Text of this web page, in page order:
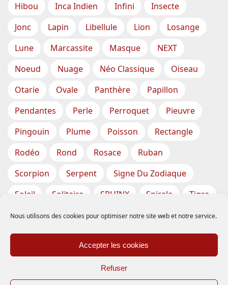
Nous utilisons des cookies pour optimiser notre site web et notre service.
Accepter les cookies
Refuser
Hibou
Inca Indien Infini
Insecte
Jonc
Lapin Libellule Lion
Losange
Lune
Marcassite Masque
NEXT
Noeud
Nuage Néo Classique
Oiseau
Otarie
Ovale Panthère
Papillon
Pendantes
Perle Perroquet
Pieuvre
Pingouin
Plume Poisson
Rectangle
Rodéo
Rond Rosace
Ruban
Scorpion
Serpent
Signe Du Zodiaque
Soleil
Solitaire SPHINX Spirale
Tigre
Torsade
Tortue Train
Tresse
Triangle
Trèfle Tête Vase
Étoile
Étoiles De Mer